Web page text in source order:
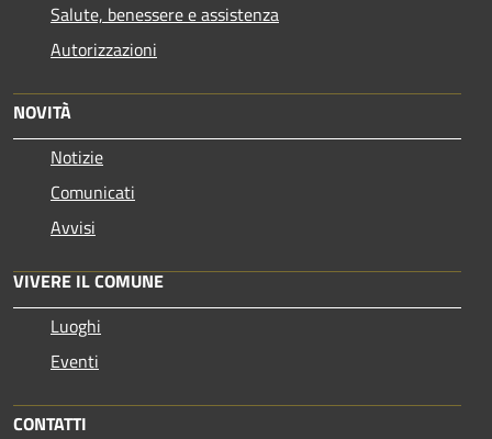
Salute, benessere e assistenza
Autorizzazioni
NOVITÀ
Notizie
Comunicati
Avvisi
VIVERE IL COMUNE
Luoghi
Eventi
CONTATTI